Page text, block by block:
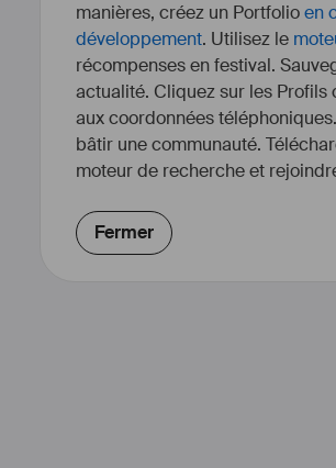
manières, créez un Portfolioen
développement. Utilisez le
récompenses en festival.
actualité. Cliquez sur les Profils
aux coordonnées
bâtir une communauté.
moteur de recherche et
Fermer